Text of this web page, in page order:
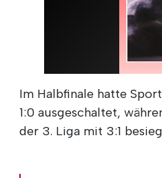
Im Halbfinale hatte
1:0 ausgeschaltet,
der 3. Liga mit 3:1